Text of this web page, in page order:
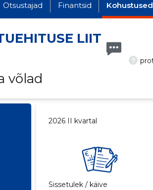
Otsustajad Finantsid Kohustused
LIIT
võlad
?
2026 II kvartal
Sissetulek / käive